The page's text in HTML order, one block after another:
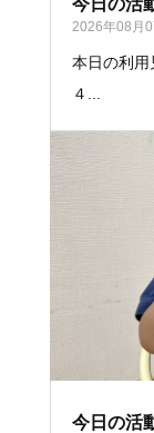
2026年08月
本日の利
４...
今日の活